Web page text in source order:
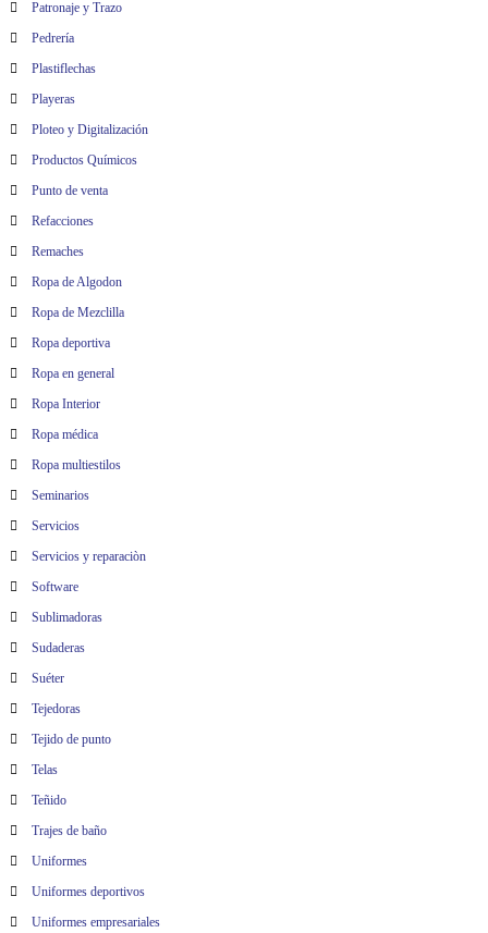
Patronaje y Trazo
Pedrería
Plastiflechas
Playeras
Ploteo y Digitalización
Productos Químicos
Punto de venta
Refacciones
Remaches
Ropa de Algodon
Ropa de Mezclilla
Ropa deportiva
Ropa en general
Ropa Interior
Ropa médica
Ropa multiestilos
Seminarios
Servicios
Servicios y reparaciòn
Software
Sublimadoras
Sudaderas
Suéter
Tejedoras
Tejido de punto
Telas
Teñido
Trajes de baño
Uniformes
Uniformes deportivos
Uniformes empresariales